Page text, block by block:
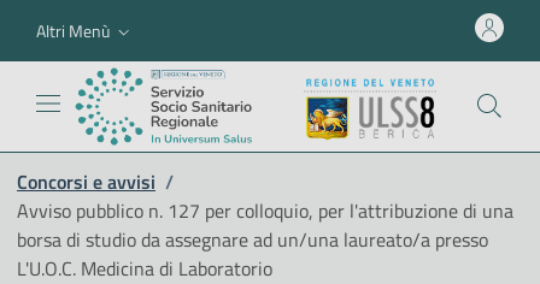
Altri Menù
Concorsi e avvisi /
Avviso pubblico n. 127 per colloquio, per l'attribuzione di una
borsa di studio da assegnare ad un/una laureato/a presso
L'U.O.C. Medicina di Laboratorio